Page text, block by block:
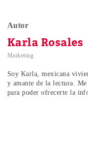
Autor
Karla Rosales
Marketing
Soy Karla, mexicana
y amante de la lectura.
para poder ofrecerte la